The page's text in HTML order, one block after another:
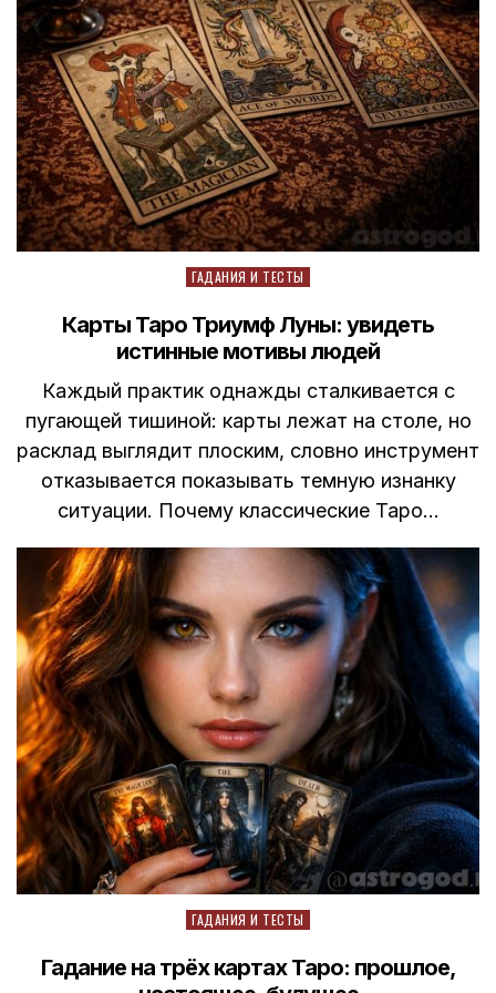
Posted
ГАДАНИЯ И ТЕСТЫ
Карты Таро Триумф Луны: увидеть
истинные мотивы людей
Каждый практик однажды сталкивается с
пугающей тишиной: карты лежат на столе, но
расклад выглядит плоским, словно инструмент
отказывается показывать темную изнанку
ситуации. Почему классические Таро…
Posted
ГАДАНИЯ И ТЕСТЫ
Гадание на трёх картах Таро: прошлое,